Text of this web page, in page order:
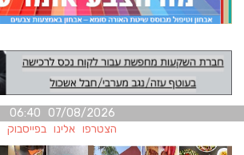
07/08/2026 06:40
הצטרפו אלינו בפייסבוק